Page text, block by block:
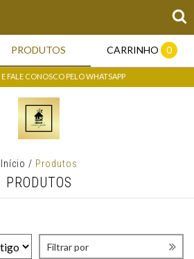
PRODUTOS CARRINHO 0
FALE CONOSCO PELO WHATSAPP
Início / Produtos
PRODUTOS
Filtrar por